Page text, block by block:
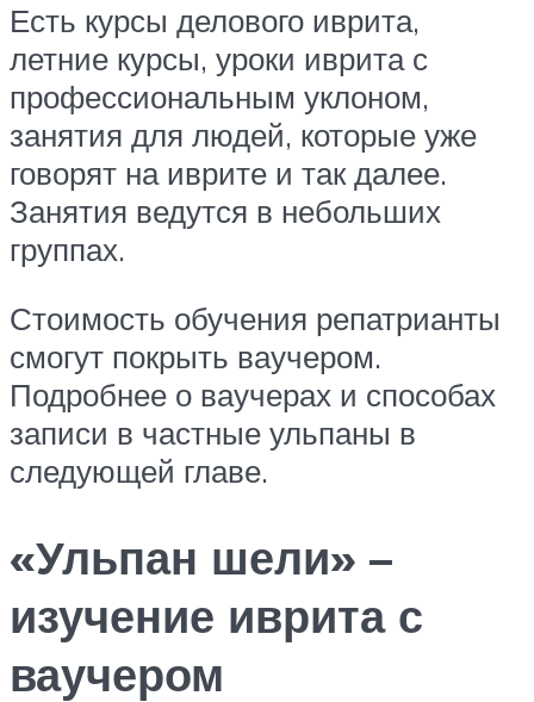
Есть курсы делового иврита,
летние курсы, уроки иврита с
профессиональным уклоном,
занятия для людей, которые уже
говорят на иврите и так далее.
Занятия ведутся в небольших
группах.
Стоимость обучения репатрианты
смогут покрыть ваучером.
Подробнее о ваучерах и способах
записи в частные ульпаны в
следующей главе.
«Ульпан шели» –
изучение иврита с
ваучером